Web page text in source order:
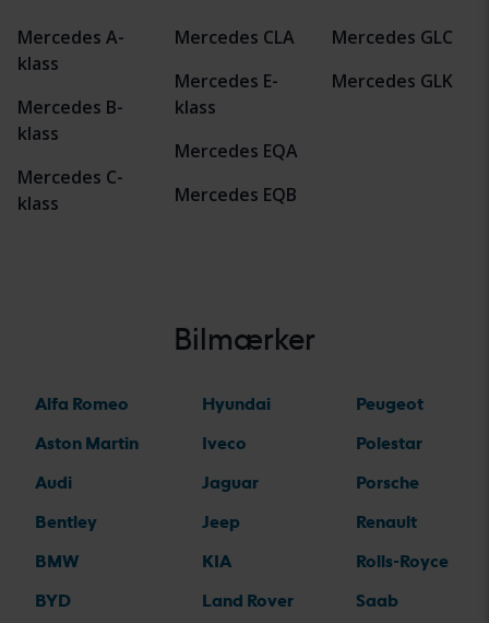
Mercedes A-
klass
Mercedes B-
klass
Mercedes C-
klass
Mercedes CLA
Mercedes E-
klass
Mercedes EQA
Mercedes EQB
Mercedes GLC
Mercedes GLK
Bilmærker
Alfa Romeo
Aston Martin
Audi
Bentley
BMW
BYD
Hyundai
Iveco
Jaguar
Jeep
KIA
Land Rover
Peugeot
Polestar
Porsche
Renault
Rolls-Royce
Saab